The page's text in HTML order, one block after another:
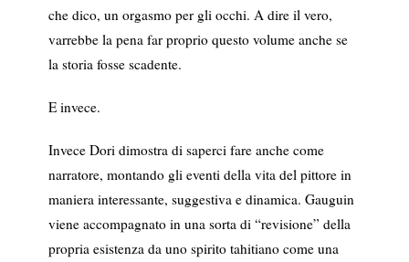
che dico, un orgasmo per gli occhi. A dire il vero,
varrebbe la pena far proprio questo volume anche se
la storia fosse scadente.
E invece.
Invece Dori dimostra di saperci fare anche come
narratore, montando gli eventi della vita del pittore in
maniera interessante, suggestiva e dinamica. Gauguin
viene accompagnato in una sorta di “revisione” della
propria esistenza da uno spirito tahitiano come una